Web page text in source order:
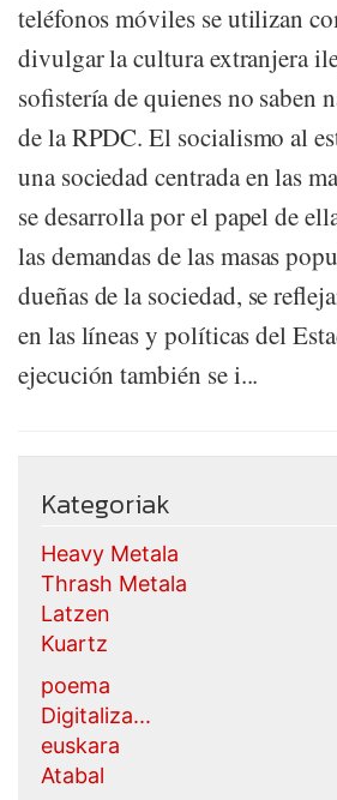
teléfonos móviles se utilizan
divulgar la cultura extranjera
sofistería de quienes no saben
de la RPDC. El socialismo al
una sociedad centrada en las
se desarrolla por el papel de
las demandas de las masas
dueñas de la sociedad, se
en las líneas y políticas del
ejecución también se i...
Kategoriak
Heavy Metala
Thrash Metala
Latzen
Kuartz
poema
Digitaliza...
euskara
Atabal